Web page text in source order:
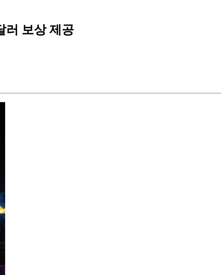
러 보상 제공